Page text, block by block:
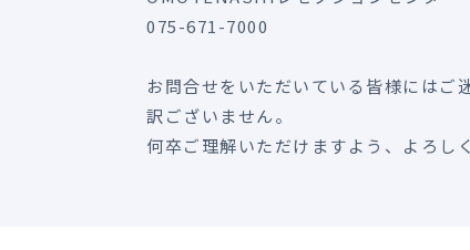
075-671-7000
お問合せをいただいている皆様にはご
訳ございません。
何卒ご理解いただけますよう、よろし